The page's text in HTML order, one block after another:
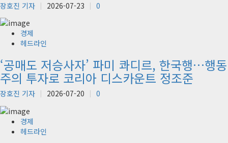
장호진 기자 2026-07-23 0
경제
헤드라인
‘공매도 저승사자’ 파미 콰디르, 한국행…행동
주의 투자로 코리아 디스카운트 정조준
장호진 기자 2026-07-20 0
경제
헤드라인